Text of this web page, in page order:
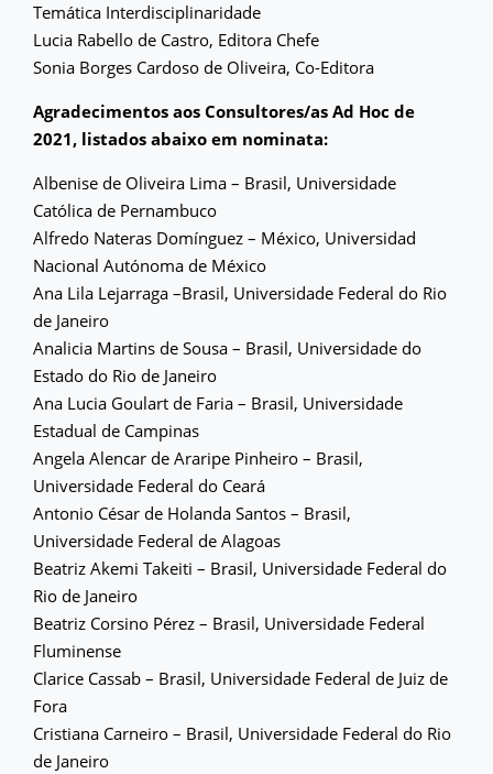
Temática Interdisciplinaridade
Lucia Rabello de Castro, Editora Chefe
Sonia Borges Cardoso de Oliveira, Co-Editora
Agradecimentos aos Consultores/as Ad Hoc de
2021, listados abaixo em nominata:
Albenise de Oliveira Lima – Brasil, Universidade
Católica de Pernambuco
Alfredo Nateras Domínguez – México, Universidad
Nacional Autónoma de México
Ana Lila Lejarraga –Brasil, Universidade Federal do Rio
de Janeiro
Analicia Martins de Sousa – Brasil, Universidade do
Estado do Rio de Janeiro
Ana Lucia Goulart de Faria – Brasil, Universidade
Estadual de Campinas
Angela Alencar de Araripe Pinheiro – Brasil,
Universidade Federal do Ceará
Antonio César de Holanda Santos – Brasil,
Universidade Federal de Alagoas
Beatriz Akemi Takeiti – Brasil, Universidade Federal do
Rio de Janeiro
Beatriz Corsino Pérez – Brasil, Universidade Federal
Fluminense
Clarice Cassab – Brasil, Universidade Federal de Juiz de
Fora
Cristiana Carneiro – Brasil, Universidade Federal do Rio
de Janeiro